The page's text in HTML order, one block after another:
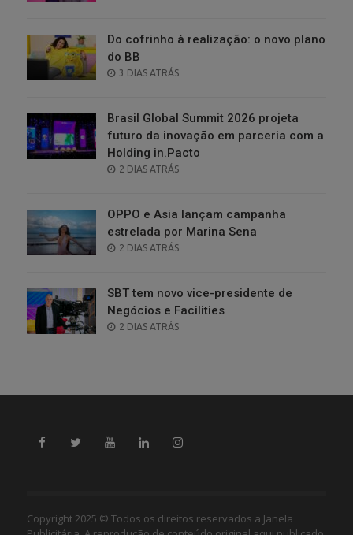
Do cofrinho à realização: o novo plano
do BB
POSTED
3 DIAS ATRÁS
Brasil Global Summit 2026 projeta
futuro da inovação em parceria com a
Holding in.Pacto
POSTED
2 DIAS ATRÁS
OPPO e Asia lançam campanha
estrelada por Marina Sena
POSTED
2 DIAS ATRÁS
SBT tem novo vice-presidente de
Negócios e Facilities
POSTED
2 DIAS ATRÁS
Copyright 2025 © Todos os direitos reservados a Janela